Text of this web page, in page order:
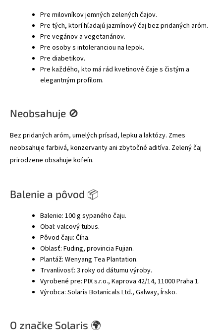
Pre milovníkov jemných zelených čajov.
Pre tých, ktorí hľadajú jazmínový čaj bez pridaných aróm.
Pre vegánov a vegetariánov.
Pre osoby s intoleranciou na lepok.
Pre diabetikov.
Pre každého, kto má rád kvetinové čaje s čistým a
elegantným profilom.
Neobsahuje 🚫
Bez pridaných aróm, umelých prísad, lepku a laktózy. Zmes
neobsahuje farbivá, konzervanty ani zbytočné aditíva. Zelený čaj
prirodzene obsahuje kofeín.
Balenie a pôvod 📦
Balenie: 100 g sypaného čaju.
Obal: valcový tubus.
Pôvod čaju: Čína.
Oblasť: Fuding, provincia Fujian.
Plantáž: Wenyang Tea Plantation.
Trvanlivosť: 3 roky od dátumu výroby.
Vyrobené pre: PIX s.r.o., Kaprova 42/14, 11000 Praha 1.
Výrobca: Solaris Botanicals Ltd., Galway, Írsko.
O značke Solaris 🌍